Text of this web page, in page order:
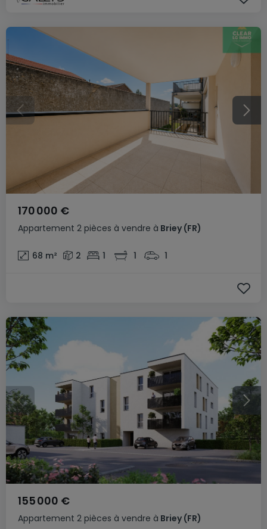
Appartement 2 pièces à vendre à Briey (FR)
170 000 €
68 m² 2 1 1 1
Appartement 2 pièces à vendre à Briey (FR)
155 000 €